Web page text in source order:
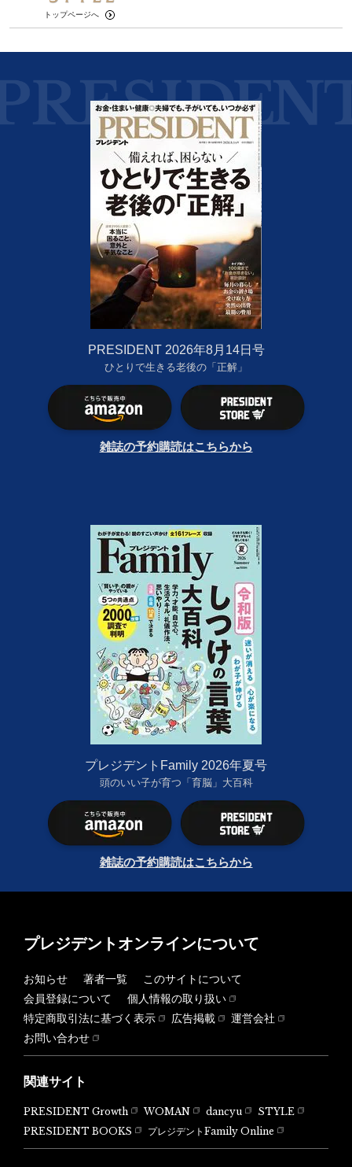
トップページへ
PRESIDENT 2026年8月14日号
ひとりで生きる老後の「正解」
雑誌の予約購読はこちらから
プレジデントFamily 2026年夏号
頭のいい子が育つ「育脳」大百科
雑誌の予約購読はこちらから
プレジデントオンラインについて
お知らせ 著者一覧
このサイトについて
会員登録について
個人情報の取り扱い
特定商取引法に基づく表示
広告掲載
運営会社
お問い合わせ
関連サイト
PRESIDENT Growth WOMAN dancyu
STYLE
PRESIDENT BOOKS
プレジデントFamily Online